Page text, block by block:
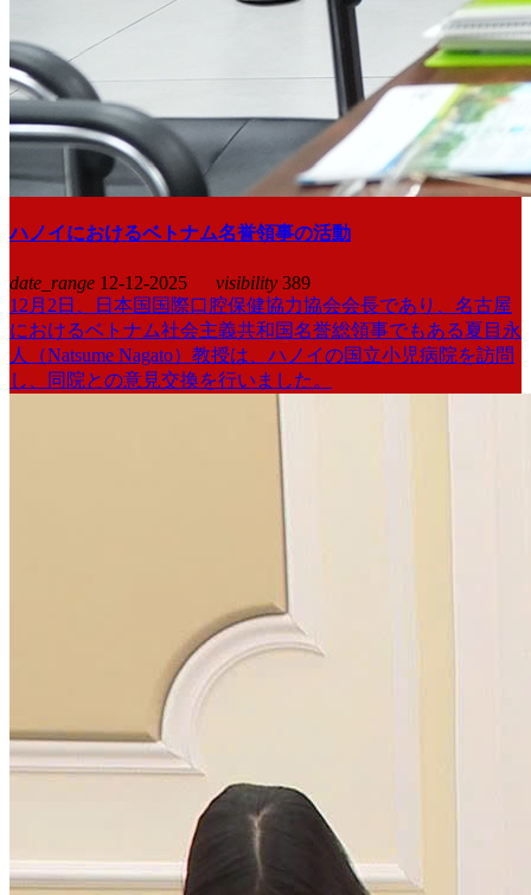
ハノイにおけるベトナム名誉領事の活動
date_range 12-12-2025 visibility 389
12月2日、日本国国際口腔保健協力協会会長であり、名古屋
におけるベトナム社会主義共和国名誉総領事でもある夏目永
人（Natsume Nagato）教授は、ハノイの国立小児病院を訪問
し、同院との意見交換を行いました。